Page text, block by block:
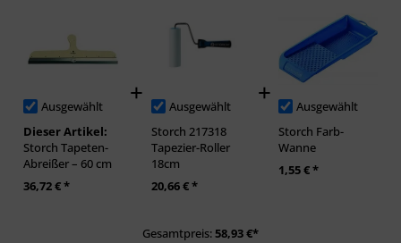
Ausgewählt
Dieser Artikel:
Storch Tapeten-
Abreißer – 60 cm
36,72 € *
Ausgewählt
Storch 217318
Tapezier-Roller
18cm
20,66 € *
Ausgewählt
Storch Farb-
Wanne
1,55 € *
Gesamtpreis:58,93€*